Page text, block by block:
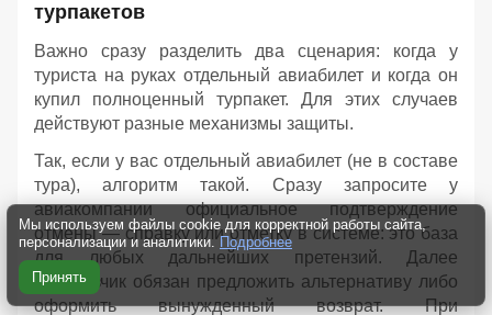
турпакетов
Важно сразу разделить два сценария: когда у
туриста на руках отдельный авиабилет и когда он
купил полноценный турпакет. Для этих случаев
действуют разные механизмы защиты.
Так, если у вас отдельный авиабилет (не в составе
тура), алгоритм такой. Сразу запросите у
авиакомпании официальное подтверждение
отмены — справку или отметку в системе: это база
для любых дальнейших претензий. Далее
перевозчик обязан предложить альтернативу либо
оформить вынужденный возврат. При
Мы используем файлы cookie для корректной работы сайта,
персонализации и аналитики. Подробнее
Принять